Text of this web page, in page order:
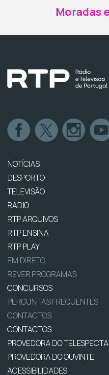
Moradas
NOTÍCIAS
DESPORTO
TELEVISÃO
RÁDIO
RTP ARQUIVOS
RTP ENSINA
RTP PLAY
EM DIRETO
REVER PROGRAMAS
CONCURSOS
PERGUNTAS FREQUENTES
CONTACTOS
CONTACTOS
PROVEDORA DO
PROVEDORA DO OUVINTE
ACESSIBILIDADES